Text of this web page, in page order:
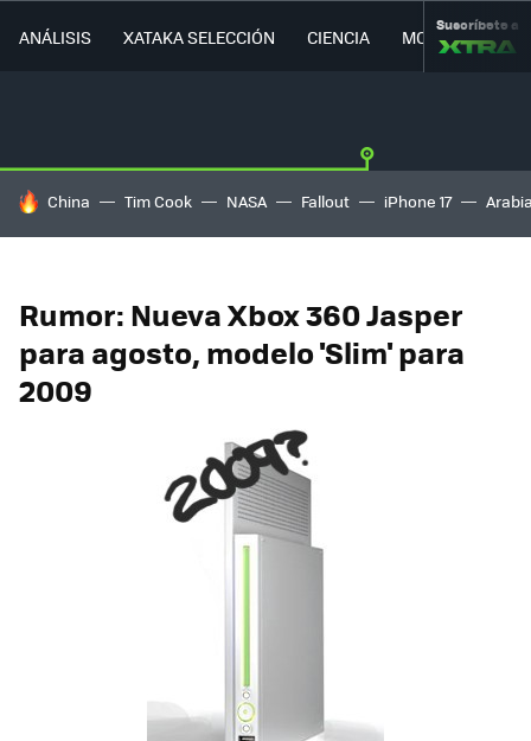
ANÁLISIS XATAKA SELECCIÓN CIENCIA MOVILIDAD
Suscríbete a
HOY SE HABLA DE
China Tim Cook NASA Fallout iPhone 17
Rumor: Nueva Xbox 360 Jasper
para agosto, modelo 'Slim' para
2009